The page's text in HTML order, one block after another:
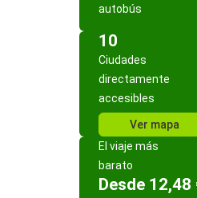
autobús
10
Ciudades
directamente
accesibles
Ver mapa
El viaje más
barato
Desde 12,48